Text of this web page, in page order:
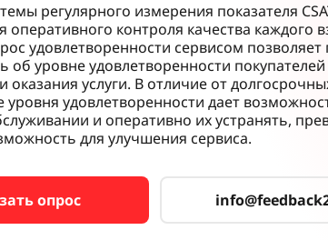
регулярного измерения показателя
оперативного контроля качества каждого
удовлетворенности сервисом
об уровне удовлетворенности
оказания услуги. В отличие от
уровня удовлетворенности дает
и оперативно их устранять,
для улучшения сервиса.
опрос